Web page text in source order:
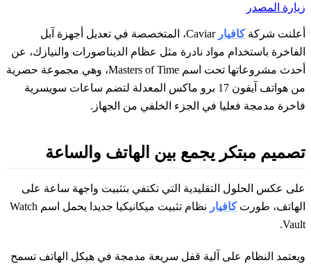
زيارة المصدر
أعلنت شركةكافيار
Caviar، المتخصصة في تعديل أجهزة آبل
الفاخرة باستخدام مواد نادرة مثل عظام الديناصورات والنيازك، عن
أحدث مشروعاتها تحت اسم Masters of Time، وهي مجموعة حصرية
من هواتف آيفون 17 برو ماكس المعدلة لتضم ساعات سويسرية
فاخرة مدمجة فعليا في الجزء الخلفي من الجهاز.
تصميم مبتكر يجمع بين الهاتف والساعة
على عكس الحلول التقليدية التي تكتفي بتثبيت واجهة ساعة على
الهاتف، طورتكافيار
نظام تثبيت ميكانيكيا جديدا يحمل اسم Watch
Vault.
ويعتمد النظام على آلية قفل سريعة مدمجة في هيكل الهاتف تسمح